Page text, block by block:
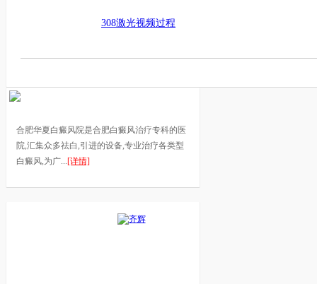
308激光视频过程
合肥华夏白癜风院是合肥白癜风治疗专科的医
院,汇集众多祛白,引进的设备,专业治疗各类型
白癜风,为广... [详情]